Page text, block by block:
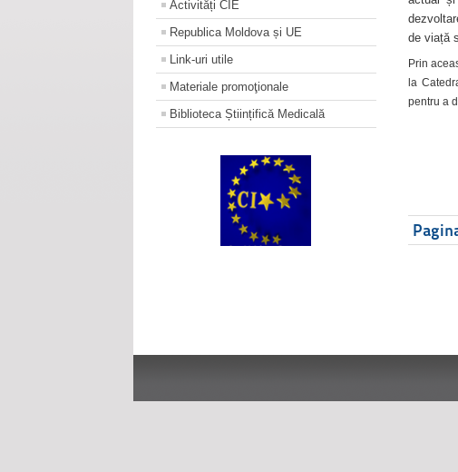
Activități CIE
Republica Moldova și UE
Link-uri utile
Materiale promoţionale
Biblioteca Științifică Medicală
de viață
Prin
la
pentru a